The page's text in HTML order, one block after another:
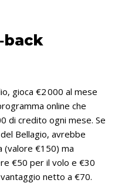
gioca €2 000 al mese
online che
di credito ogni mese. Se
Bellagio, avrebbe
€150) ma
€50 per il volo e €30
netto a €70.